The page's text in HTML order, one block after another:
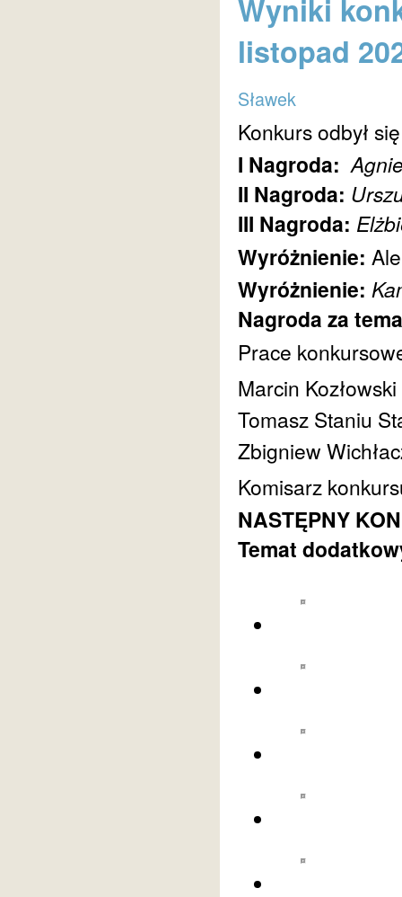
Wyniki
listopad
Sławek
Konkurs odbył
I Nagroda:
II Nagroda:
III Nagroda:
Wyróżnienie:
Wyróżnienie:
Nagroda za
Prace
Marcin Kozłowski
Tomasz Staniu
Zbigniew
Komisarz
NASTĘPNY
Temat